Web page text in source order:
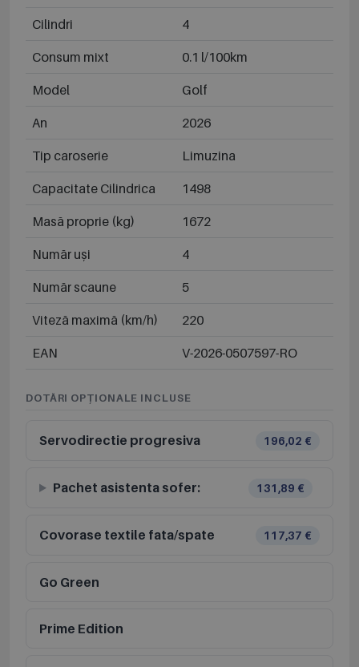
Cilindri 4
Consum mixt 0.1 l/100km
Model Golf
An 2026
Tip caroserie Limuzina
Capacitate Cilindrica 1498
Masă proprie (kg) 1672
Număr uși 4
Număr scaune 5
Viteză maximă (km/h) 220
EAN V-2026-0507597-RO
DOTĂRI OPȚIONALE INCLUSE
Servodirectie progresiva 196,02 €
Pachet asistenta sofer: 131,89 €
Covorase textile fata/spate 117,37 €
Go Green
Prime Edition